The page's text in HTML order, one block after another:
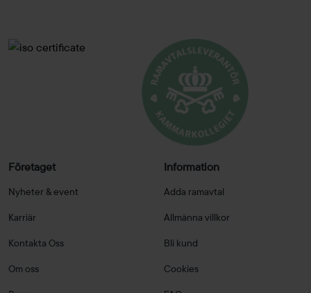
Företaget
Nyheter & event
Karriär
Kontakta Oss
Om oss
Information
Adda ramavtal
Allmänna villkor
Bli kund
Cookies